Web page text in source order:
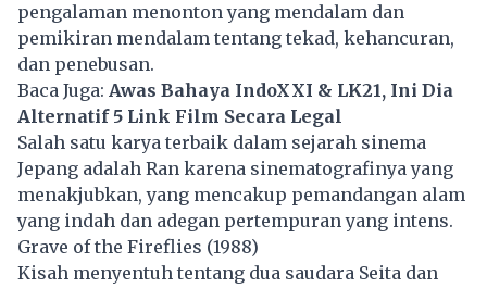
pengalaman menonton yang mendalam dan
pemikiran mendalam tentang tekad, kehancuran,
dan penebusan.
Baca Juga: Awas Bahaya IndoXXI & LK21, Ini Dia
Alternatif 5 Link Film Secara Legal
Salah satu karya terbaik dalam sejarah sinema
Jepang adalah Ran karena sinematografinya yang
menakjubkan, yang mencakup pemandangan alam
yang indah dan adegan pertempuran yang intens.
Grave of the Fireflies (1988)
Kisah menyentuh tentang dua saudara Seita dan